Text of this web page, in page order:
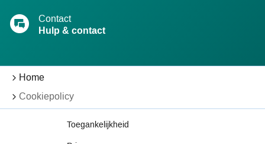
Contact
Hulp & contact
Home
Cookiepolicy
Toegankelijkheid